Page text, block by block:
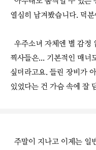
열심히 남겨봤습니다. 덕
우주소녀 자체엔 별 감정
찍사들은... 기본적인 매너
싶더라고요. 들린 장비가
있었다는 건 가슴 속에 잘
주말이 지나고 이제는 일